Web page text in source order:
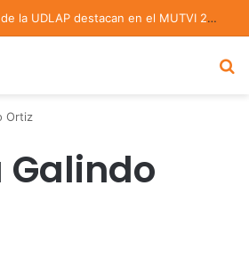
Estudiantes STEM de la UDLAP destacan en el MUTVI 2026
Ortiz
Galindo